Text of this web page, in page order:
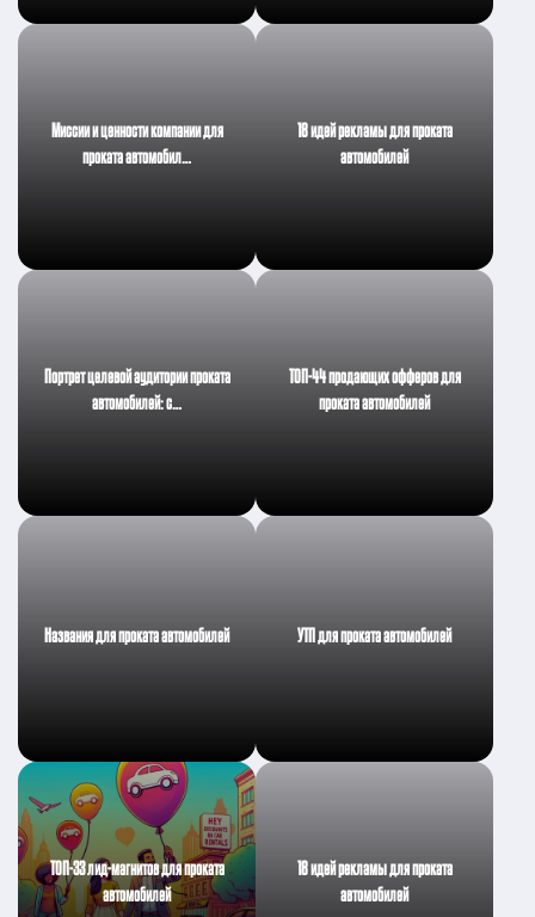
Миссии и ценности компании для
проката автомобил…
18 идей рекламы для проката
автомобилей
Портрет целевой аудитории проката
автомобилей: с…
ТОП-44 продающих офферов для
проката автомобилей
Названия для проката автомобилей УТП для проката автомобилей
ТОП-33 лид-магнитов для проката
автомобилей
18 идей рекламы для проката
автомобилей